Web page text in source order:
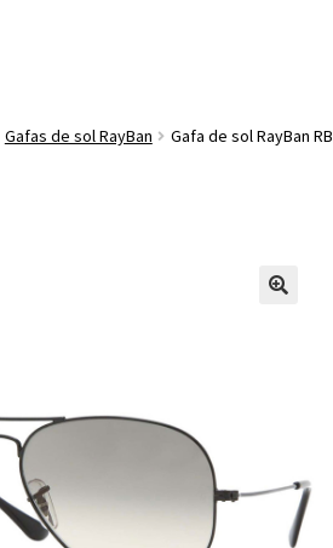
Gafas de sol RayBan Gafa de sol RayBan